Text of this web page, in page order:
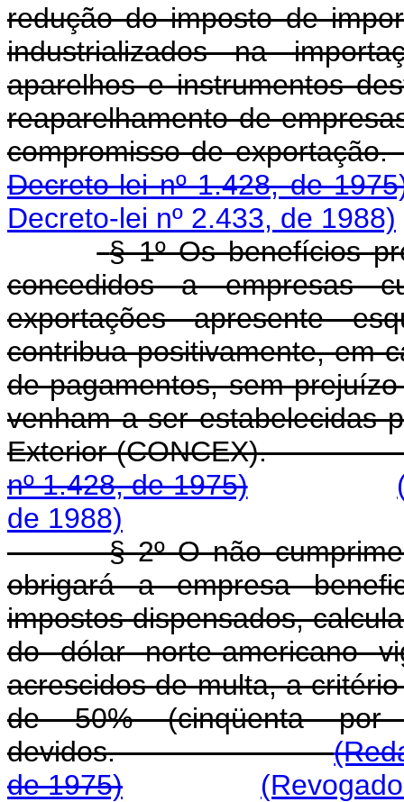
redução do imposto de
industrializados na
aparelhos e instrumentos
reaparelhamento de
compromisso de
Decreto-lei nº 1.428, de
Decreto-lei nº 2.433, de 1988)
§ 1º Os benefícios
concedidos a empresas
exportações apresente
contribua positivamente, em
de pagamentos, sem
venham a ser estabelecidas
Exterior
nº 1.428, de 1975)
de 1988)
§ 2º O não
obrigará a empresa
impostos dispensados,
do dólar norte-americano
acrescidos de multa, a
de 50% (cinqüenta
devidos.
de 1975)